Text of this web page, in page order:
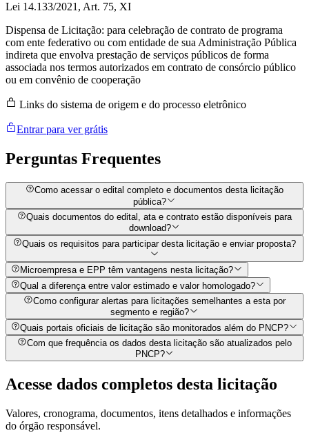
Lei 14.133/2021, Art. 75, XI
Dispensa de Licitação: para celebração de contrato de programa
com ente federativo ou com entidade de sua Administração Pública
indireta que envolva prestação de serviços públicos de forma
associada nos termos autorizados em contrato de consórcio público
ou em convênio de cooperação
Links do sistema de origem e do processo eletrônico
Entrar para ver grátis
Perguntas Frequentes
Como acessar o edital completo e documentos desta licitação
pública?
Quais documentos do edital, ata e contrato estão disponíveis para
download?
Quais os requisitos para participar desta licitação e enviar proposta?
Microempresa e EPP têm vantagens nesta licitação?
Qual a diferença entre valor estimado e valor homologado?
Como configurar alertas para licitações semelhantes a esta por
segmento e região?
Quais portais oficiais de licitação são monitorados além do PNCP?
Com que frequência os dados desta licitação são atualizados pelo
PNCP?
Acesse dados completos desta licitação
Valores, cronograma, documentos, itens detalhados e informações
do órgão responsável.